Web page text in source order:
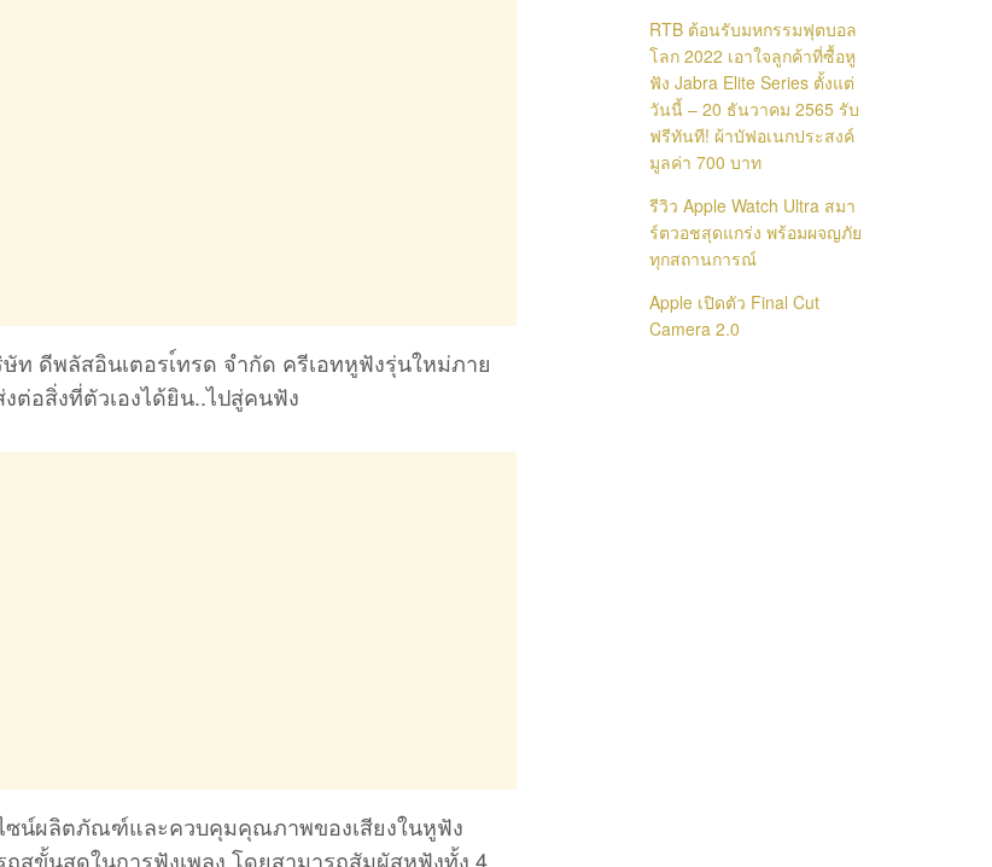
ดีพลัสอินเตอรเ์ทรด จำกัด ครีเอทหูฟังรุ่นใหม่ภาย
ต่อสิ่งที่ตัวเองได้ยิน..ไปสู่คนฟัง
ซน์ผลิตภัณฑ์และควบคุมคุณภาพของเสียงในหูฟัง
สขั้นสุดในการฟังเพลง โดยสามารถสัมผัสหูฟังทั้ง 4
RTB ต้อนรับมหกรรมฟุตบอล
โลก 2022 เอาใจลูกค้าที่ซื้อหู
ฟัง Jabra Elite Series ตั้งแต่
วันนี้ – 20 ธันวาคม 2565 รับ
ฟรีทันที! ผ้าบัฟอเนกประสงค์
มูลค่า 700 บาท
รีวิว Apple Watch Ultra สมา
ร์ตวอชสุดแกร่ง พร้อมผจญภัย
ทุกสถานการณ์
Apple เปิดตัว Final Cut
Camera 2.0